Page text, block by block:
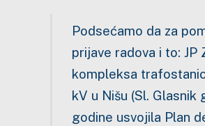
Podsećamo da za
prijave radova i to: JP
kompleksa
kV u Nišu (Sl. Glasnik
godine usvojila Plan